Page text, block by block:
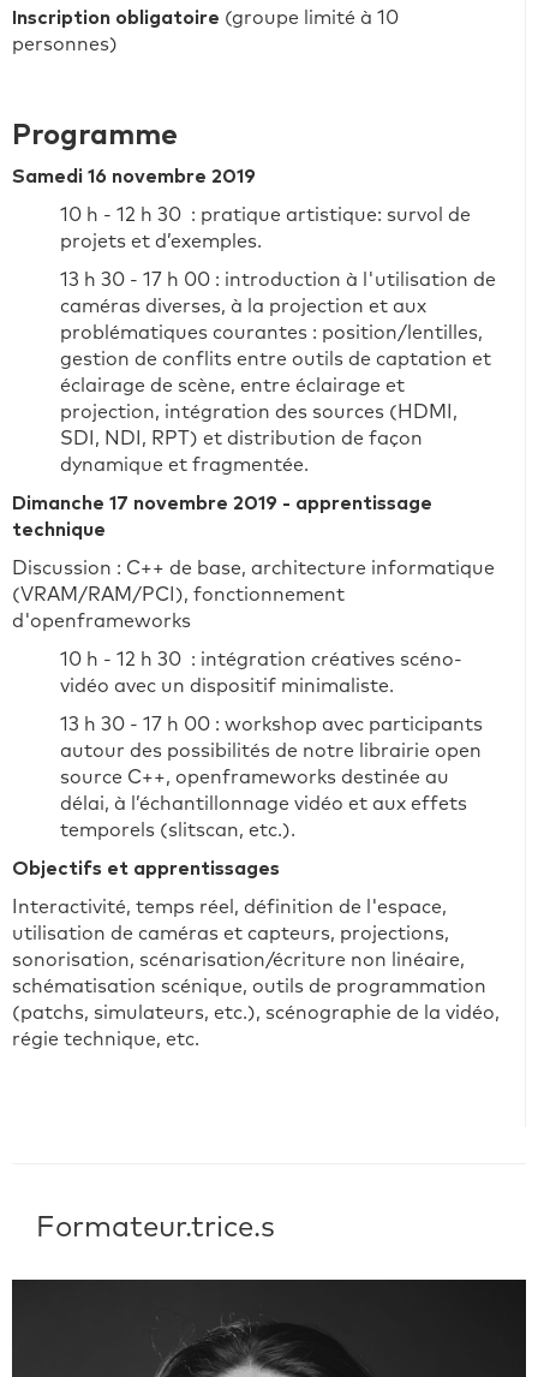
Inscription obligatoire (groupe limité à 10
personnes)
Programme
Samedi 16 novembre 2019
10 h - 12 h 30 : pratique artistique: survol de
projets et d’exemples.
13 h 30 - 17 h 00 : introduction à l'utilisation de
caméras diverses, à la projection et aux
problématiques courantes : position/lentilles,
gestion de conflits entre outils de captation et
éclairage de scène, entre éclairage et
projection, intégration des sources (HDMI,
SDI, NDI, RPT) et distribution de façon
dynamique et fragmentée.
Dimanche 17 novembre 2019 - apprentissage
technique
Discussion : C++ de base, architecture informatique
(VRAM/RAM/PCI), fonctionnement
d'openframeworks
10 h - 12 h 30 : intégration créatives scéno-
vidéo avec un dispositif minimaliste.
13 h 30 - 17 h 00 : workshop avec participants
autour des possibilités de notre librairie open
source C++, openframeworks destinée au
délai, à l’échantillonnage vidéo et aux effets
temporels (slitscan, etc.).
Objectifs et apprentissages
Interactivité, temps réel, définition de l'espace,
utilisation de caméras et capteurs, projections,
sonorisation, scénarisation/écriture non linéaire,
schématisation scénique, outils de programmation
(patchs, simulateurs, etc.), scénographie de la vidéo,
régie technique, etc.
Formateur.trice.s